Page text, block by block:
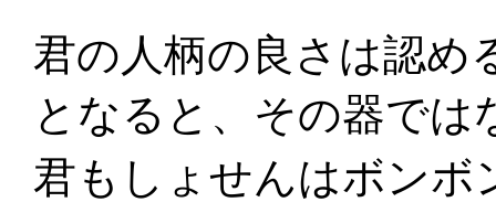
君の人柄の良さは認め
となると、その器では
君もしょせんはボンボ